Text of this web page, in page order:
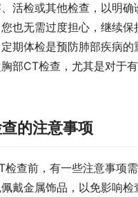
活检或其他检查，以明确
也无需过度担心，继续
期体检是预防肺部疾病的
部CT检查，尤其是对于
的注意事项
检查前，有一些注意事项
戴金属饰品，以免影响检